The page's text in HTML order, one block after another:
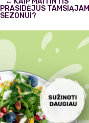
navigation
PRASIDĖJUS TAMSIĄJAM
SEZONUI?